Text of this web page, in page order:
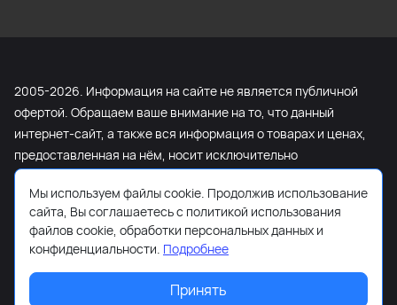
2005-2026. Информация на сайте не является публичной
офертой. Обращаем ваше внимание на то, что данный
интернет-сайт, а также вся информация о товарах и ценах,
предоставленная на нём, носит исключительно
информационный характер и ни при каких условиях не
является публичной офертой, определяемой положениями
Статьи 437 Гражданского кодекса Российской Федерации.
Для получения подробной информации о наличии и
стоимости указанных товаров и (или) услуг, пожалуйста,
обращайтесь к менеджеру сайта с помощью специальной
Мы используем файлы cookie. Продолжив использование
сайта, Вы соглашаетесь с политикой использования
файлов cookie, обработки персональных данных и
конфиденциальности. Подробнее
Принять